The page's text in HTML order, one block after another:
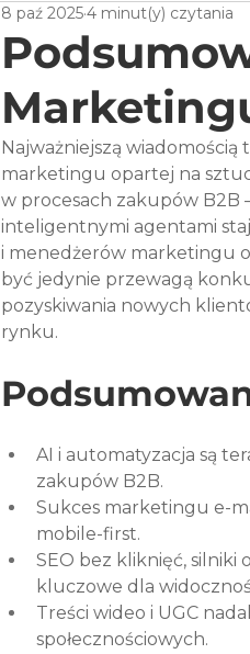
Content Marketing
8 paź 20254 minut(y) czytania
Najważniejszą
marketingu opartej na
w procesach zakupów B2B
inteligentnymi agentami
i menedżerów marketingu
być jedynie przewagą
pozyskiwania nowych
rynku.
AI i automatyzacja są
zakupów B2B.
Sukces marketingu e-
mobile-first.
SEO bez kliknięć, silniki
kluczowe dla
Treści wideo i UGC
społecznościowych.